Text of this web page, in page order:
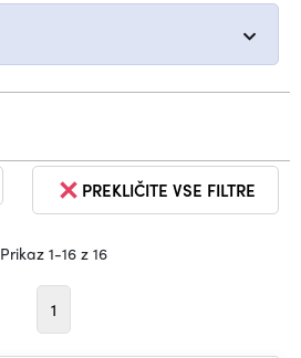
PREKLIČITE VSE FILTRE
Prikaz 1-16 z 16
1